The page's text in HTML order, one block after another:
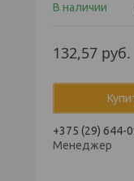
В наличии
132,57 руб.
+375 (29) 644-
Менеджер